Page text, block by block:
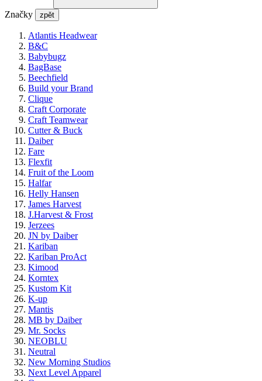
Značky zpět
Atlantis Headwear
B&C
Babybugz
BagBase
Beechfield
Build your Brand
Clique
Craft Corporate
Craft Teamwear
Cutter & Buck
Daiber
Fare
Flexfit
Fruit of the Loom
Halfar
Helly Hansen
James Harvest
J.Harvest & Frost
Jerzees
JN by Daiber
Kariban
Kariban ProAct
Kimood
Korntex
Kustom Kit
K-up
Mantis
MB by Daiber
Mr. Socks
NEOBLU
Neutral
New Morning Studios
Next Level Apparel